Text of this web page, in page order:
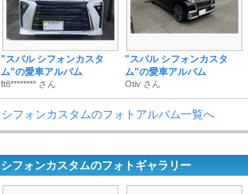
"スバル シフォンカスタ
ム"の愛車アルバム
ft8******** さん
"スバル シフォンカスタ
ム"の愛車アルバム
Otiv さん
シフォンカスタムのフォトアルバム一覧へ
シフォンカスタムのフォトギャラリー